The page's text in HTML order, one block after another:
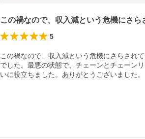
この禍なので、収入減という危機にさ
5
この禍なので、収入減という危機にさらされ
でした。最悪の状態で、チェーンとチェーン
いに役立ちました。ありがとうございました。